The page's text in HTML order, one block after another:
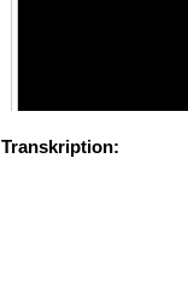
Transkription: